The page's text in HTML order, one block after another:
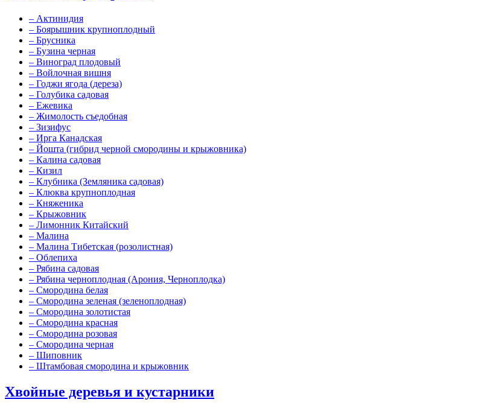
– Актинидия
– Боярышник крупноплодный
– Брусника
– Бузина черная
– Виноград плодовый
– Войлочная вишня
– Годжи ягода (дереза)
– Голубика садовая
– Ежевика
– Жимолость съедобная
– Зизифус
– Ирга Канадская
– Йошта (гибрид черной смородины и крыжовника)
– Калина садовая
– Кизил
– Клубника (Земляника садовая)
– Клюква крупноплодная
– Княженика
– Крыжовник
– Лимонник Китайский
– Малина
– Малина Тибетская (розолистная)
– Облепиха
– Рябина садовая
– Рябина черноплодная (Арония, Черноплодка)
– Смородина белая
– Смородина зеленая (зеленоплодная)
– Смородина золотистая
– Смородина красная
– Смородина розовая
– Смородина черная
– Шиповник
– Штамбовая смородина и крыжовник
Хвойные деревья и кустарники